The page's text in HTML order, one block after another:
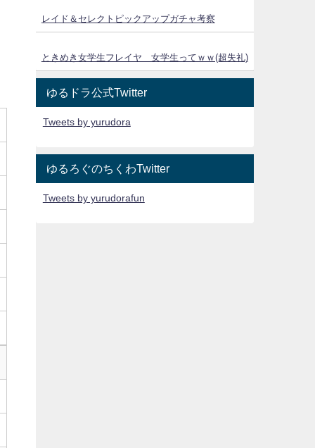
レイド＆セレクトピックアップガチャ考察
ときめき女学生フレイヤ 女学生ってｗｗ(超失礼)
ゆるドラ公式Twitter
Tweets by yurudora
ゆるろぐのちくわTwitter
Tweets by yurudorafun